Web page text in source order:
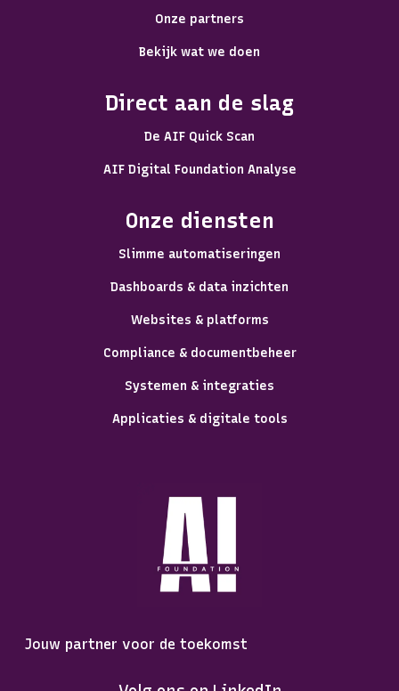
Onze partners
Bekijk wat we doen
Direct aan de slag
De AIF Quick Scan
AIF Digital Foundation Analyse
Onze diensten
Slimme automatiseringen
Dashboards & data inzichten
Websites & platforms
Compliance & documentbeheer
Systemen & integraties
Applicaties & digitale tools
Jouw partner voor de toekomst